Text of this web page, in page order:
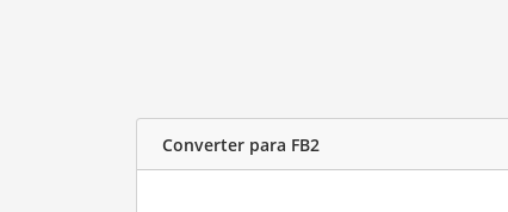
Converter para FB2